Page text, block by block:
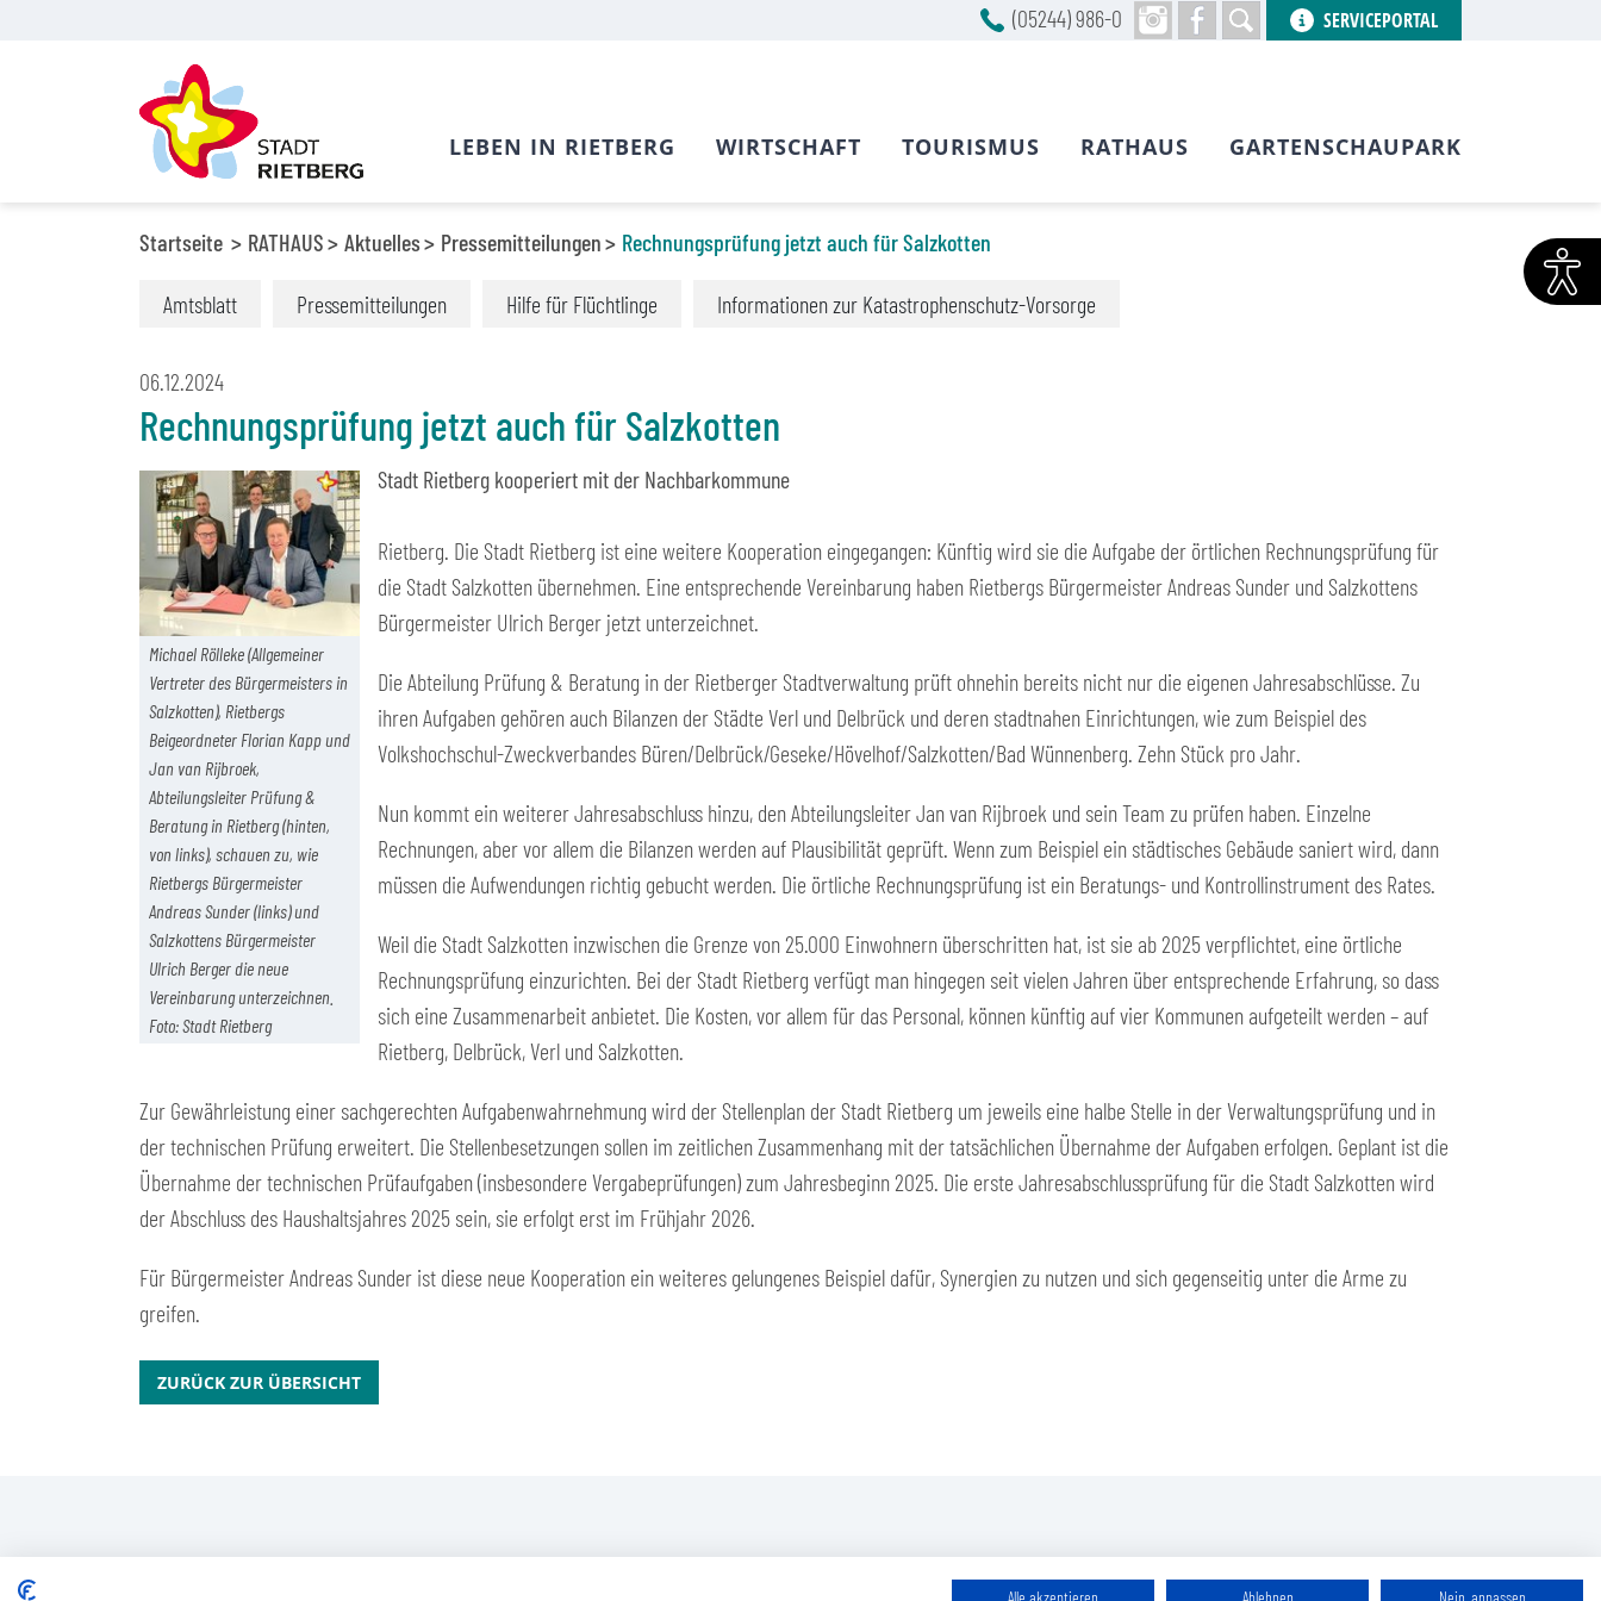
Startseite RATHAUS Aktuelles Pressemitteilungen Rechnungsprüfung jetzt auch für Salzkotten
Amtsblatt Pressemitteilungen Hilfe für Flüchtlinge Informationen zur Katastrophenschutz-Vorsorge
06.12.2024
Rechnungsprüfung jetzt auch für Salzkotten
Michael Rölleke (Allgemeiner
Vertreter des Bürgermeisters in
Salzkotten), Rietbergs
Beigeordneter Florian Kapp und
Jan van Rijbroek,
Abteilungsleiter Prüfung &
Beratung in Rietberg (hinten,
von links), schauen zu, wie
Rietbergs Bürgermeister
Andreas Sunder (links) und
Salzkottens Bürgermeister
Ulrich Berger die neue
Vereinbarung unterzeichnen.
Foto: Stadt Rietberg
Stadt Rietberg kooperiert mit der Nachbarkommune
Rietberg. Die Stadt Rietberg ist eine weitere Kooperation eingegangen: Künftig wird sie die Aufgabe der örtlichen Rechnungsprüfung für
die Stadt Salzkotten übernehmen. Eine entsprechende Vereinbarung haben Rietbergs Bürgermeister Andreas Sunder und Salzkottens
Bürgermeister Ulrich Berger jetzt unterzeichnet.
Die Abteilung Prüfung & Beratung in der Rietberger Stadtverwaltung prüft ohnehin bereits nicht nur die eigenen Jahresabschlüsse. Zu
ihren Aufgaben gehören auch Bilanzen der Städte Verl und Delbrück und deren stadtnahen Einrichtungen, wie zum Beispiel des
Volkshochschul-Zweckverbandes Büren/Delbrück/Geseke/Hövelhof/Salzkotten/Bad Wünnenberg. Zehn Stück pro Jahr.
Nun kommt ein weiterer Jahresabschluss hinzu, den Abteilungsleiter Jan van Rijbroek und sein Team zu prüfen haben. Einzelne
Rechnungen, aber vor allem die Bilanzen werden auf Plausibilität geprüft. Wenn zum Beispiel ein städtisches Gebäude saniert wird, dann
müssen die Aufwendungen richtig gebucht werden. Die örtliche Rechnungsprüfung ist ein Beratungs- und Kontrollinstrument des Rates.
Weil die Stadt Salzkotten inzwischen die Grenze von 25.000 Einwohnern überschritten hat, ist sie ab 2025 verpflichtet, eine örtliche
Rechnungsprüfung einzurichten. Bei der Stadt Rietberg verfügt man hingegen seit vielen Jahren über entsprechende Erfahrung, so dass
sich eine Zusammenarbeit anbietet. Die Kosten, vor allem für das Personal, können künftig auf vier Kommunen aufgeteilt werden – auf
Rietberg, Delbrück, Verl und Salzkotten.
Zur Gewährleistung einer sachgerechten Aufgabenwahrnehmung wird der Stellenplan der Stadt Rietberg um jeweils eine halbe Stelle in der Verwaltungsprüfung und in
der technischen Prüfung erweitert. Die Stellenbesetzungen sollen im zeitlichen Zusammenhang mit der tatsächlichen Übernahme der Aufgaben erfolgen. Geplant ist die
Übernahme der technischen Prüfaufgaben (insbesondere Vergabeprüfungen) zum Jahresbeginn 2025. Die erste Jahresabschlussprüfung für die Stadt Salzkotten wird
der Abschluss des Haushaltsjahres 2025 sein, sie erfolgt erst im Frühjahr 2026.
Für Bürgermeister Andreas Sunder ist diese neue Kooperation ein weiteres gelungenes Beispiel dafür, Synergien zu nutzen und sich gegenseitig unter die Arme zu
greifen.
ZURÜCK ZUR ÜBERSICHT
(05244) 986-0 SERVICEPORTAL
LEBEN IN RIETBERG WIRTSCHAFT TOURISMUS RATHAUS GARTENSCHAUPARK
Alle akzeptieren Ablehnen Nein, anpassen